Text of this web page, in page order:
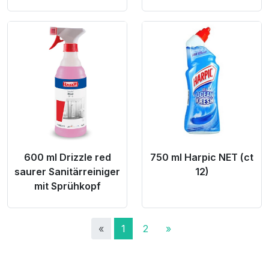
Product Link
600 ml Drizzle red
saurer Sanitärreiniger
mit Sprühkopf
Product Link
750 ml Harpic NET (ct
12)
« 1 2 »